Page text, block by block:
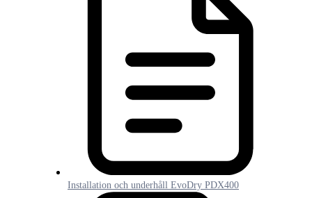
Installation och underhåll EvoDry PDX400